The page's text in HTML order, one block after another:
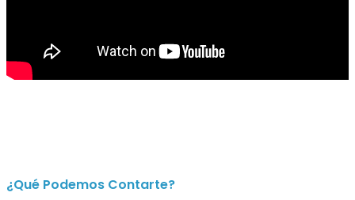
¿Qué Podemos Contarte?